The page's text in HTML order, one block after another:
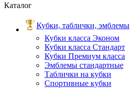
Каталог
Кубки, таблички, эмблемы
Кубки класса Эконом
Кубки класса Стандарт
Кубки Премиум класса
Эмблемы стандартные
Таблички на кубки
Спортивные кубки